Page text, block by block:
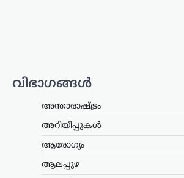
വിഭാഗങ്ങൾ
അന്താരാഷ്ട്രം
അറിയിപ്പുകൾ
ആരോഗ്യം
ആലപ്പുഴ
പ്രതിപക്ഷ നേതാവ്
ട്രെൻഡിംഗ്
രാഹുൽ
വസതിക്ക്